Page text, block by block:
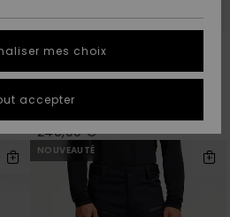
Paramo Stretch 20K
Beige Homme
240,00 €
NOUVEAUTÉ
mes choix
accepter